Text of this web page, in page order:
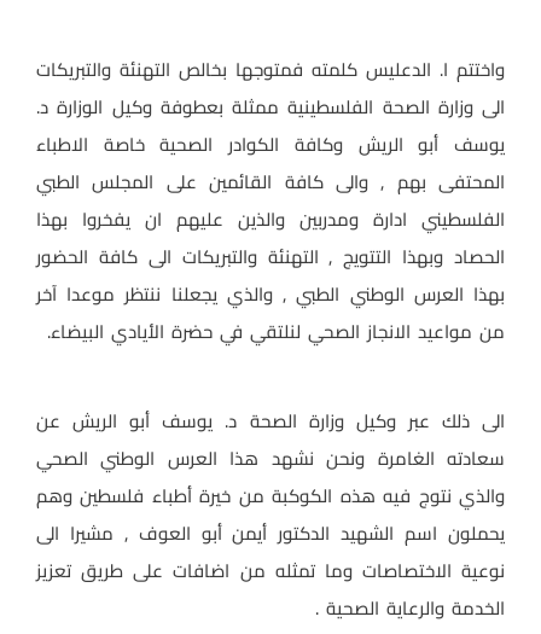
واختتم ا. الدعليس كلمته فمتوجها بخالص التهنئة والتبريكات
الى وزارة الصحة الفلسطينية ممثلة بعطوفة وكيل الوزارة د.
يوسف أبو الريش وكافة الكوادر الصحية خاصة الاطباء
المحتفى بهم , والى كافة القائمين على المجلس الطبي
الفلسطيني ادارة ومدربين والذين عليهم ان يفخروا بهذا
الحصاد وبهذا التتويج , التهنئة والتبريكات الى كافة الحضور
بهذا العرس الوطني الطبي , والذي يجعلنا ننتظر موعدا آخر
من مواعيد الانجاز الصحي لنلتقي في حضرة الأيادي البيضاء.
الى ذلك عبر وكيل وزارة الصحة د. يوسف أبو الريش عن
سعادته الغامرة ونحن نشهد هذا العرس الوطني الصحي
والذي نتوج فيه هذه الكوكبة من خيرة أطباء فلسطين وهم
يحملون اسم الشهيد الدكتور أيمن أبو العوف , مشيرا الى
نوعية الاختصاصات وما تمثله من اضافات على طريق تعزيز
الخدمة والرعاية الصحية .